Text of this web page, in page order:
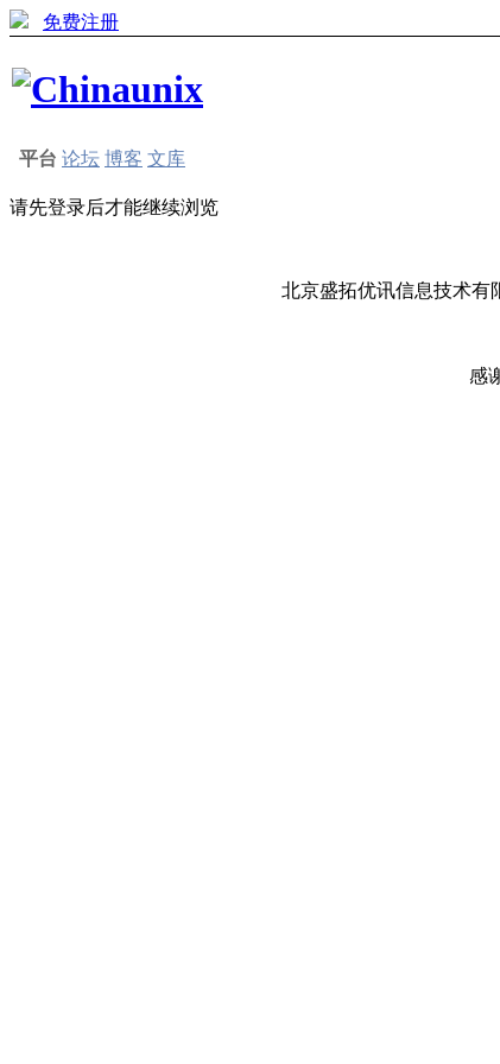
免费注册
平台 论坛 博客 文库
请先登录后才能继续浏览
北京盛拓优讯信息技术有
感